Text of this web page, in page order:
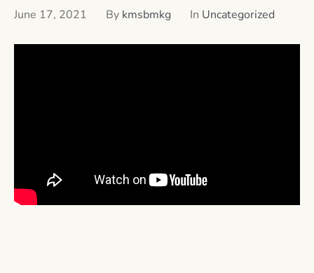
June 17, 2021 By kmsbmkg In Uncategorized